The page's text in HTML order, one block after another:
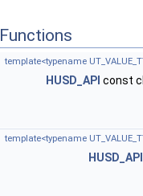
Functions
template<typename
HUSD_API const
template<typename
HUSD_API